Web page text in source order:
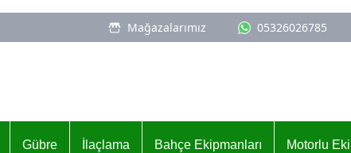
Mağazalarımız 05326026785
Gübre İlaçlama Bahçe Ekipmanları Motorlu